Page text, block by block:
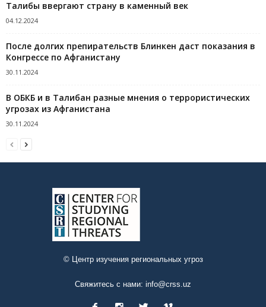
Талибы ввергают страну в каменный век
04.12.2024
После долгих препирательств Блинкен даст показания в
Конгрессе по Афганистану
30.11.2024
В ОБКБ и в Талибан разные мнения о террористических
угрозах из Афганистана
30.11.2024
© Центр изучения региональных угроз
Свяжитесь с нами: info@crss.uz